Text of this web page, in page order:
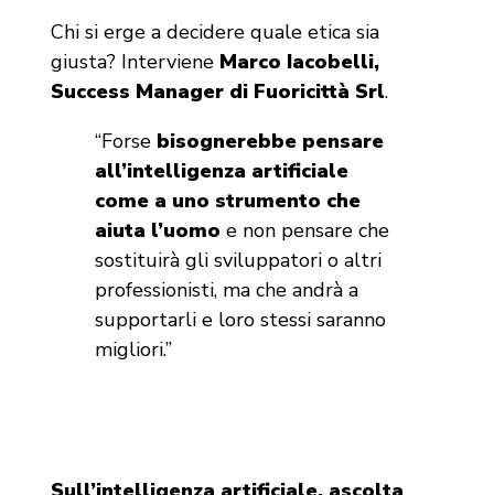
Chi si erge a decidere quale etica sia
giusta? IntervieneMarco Iacobelli,
Success Manager di Fuoricittà Srl.
“Forse bisognerebbe pensare
all’intelligenza artificiale
come a uno strumento che
aiuta l’uomo e non pensare che
sostituirà gli sviluppatori o altri
professionisti, ma che andrà a
supportarli e loro stessi saranno
migliori.”